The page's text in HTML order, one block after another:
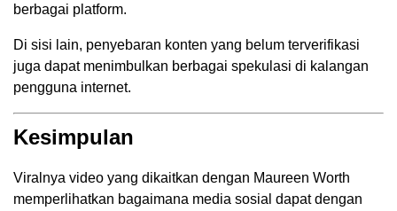
berbagai platform.
Di sisi lain, penyebaran konten yang belum terverifikasi
juga dapat menimbulkan berbagai spekulasi di kalangan
pengguna internet.
Kesimpulan
Viralnya video yang dikaitkan dengan Maureen Worth
memperlihatkan bagaimana media sosial dapat dengan